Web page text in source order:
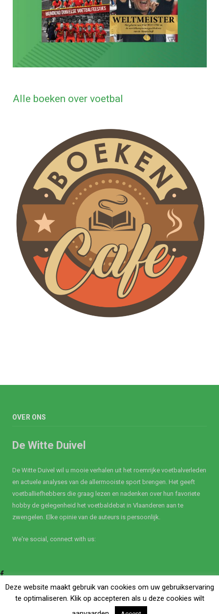
Alle boeken over voetbal
OVER ONS
De Witte Duivel
De Witte Duivel wil u mooie verhalen uit het roemrijke voetbalverleden
en actuele analyses van de allermooiste sport brengen. Het geeft
voetballiefhebbers die graag lezen en nadenken over hun favoriete
hobby de gelegenheid het voetbaldebat in Vlaanderen aan te
zwengelen. Elke opinie van de auteurs is persoonlijk.
We're social, connect with us:
Facebook
Twitter
Deze website maakt gebruik van cookies om uw gebruikservaring
te optimaliseren. Klik op accepteren als u deze cookies wilt